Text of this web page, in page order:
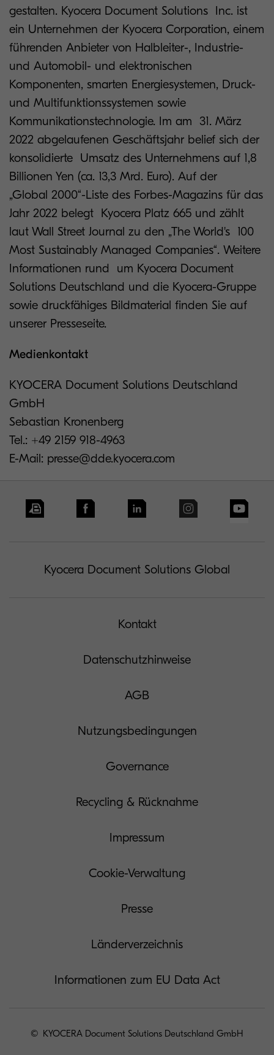
gestalten. Kyocera Document Solutions Inc. ist
ein Unternehmen der Kyocera Corporation, einem
führenden Anbieter von Halbleiter-, Industrie-
und Automobil- und elektronischen
Komponenten, smarten Energiesystemen, Druck-
und Multifunktionssystemen sowie
Kommunikationstechnologie. Im am 31. März
2022 abgelaufenen Geschäftsjahr belief sich der
konsolidierte Umsatz des Unternehmens auf 1,8
Billionen Yen (ca. 13,3 Mrd. Euro). Auf der
„Global 2000“-Liste des Forbes-Magazins für das
Jahr 2022 belegt Kyocera Platz 665 und zählt
laut Wall Street Journal zu den „The World's 100
Most Sustainably Managed Companies“. Weitere
Informationen rund um Kyocera Document
Solutions Deutschland und die Kyocera-Gruppe
sowie druckfähiges Bildmaterial finden Sie auf
unserer Presseseite.
Medienkontakt
KYOCERA Document Solutions Deutschland
GmbH
Sebastian Kronenberg
Tel.: +49 2159 918-4963
E-Mail: presse@dde.kyocera.com
Kyocera Document Solutions Global
Kontakt
Datenschutzhinweise
AGB
Nutzungsbedingungen
Governance
Recycling & Rücknahme
Impressum
Cookie-Verwaltung
Presse
Länderverzeichnis
Informationen zum EU Data Act
© KYOCERA Document Solutions Deutschland GmbH